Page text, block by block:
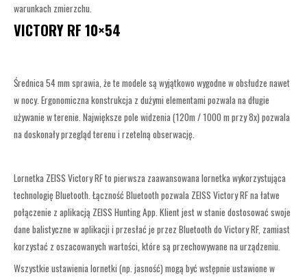
warunkach zmierzchu.
VICTORY RF 10×54
Średnica 54 mm sprawia, że te modele są wyjątkowo wygodne w obsłudze nawet
w nocy. Ergonomiczna konstrukcja z dużymi elementami pozwala na długie
używanie w terenie. Największe pole widzenia (120m / 1000 m przy 8x) pozwala
na doskonały przegląd terenu i rzetelną obserwację.
Lornetka ZEISS Victory RF to pierwsza zaawansowana lornetka wykorzystująca
technologię Bluetooth. Łączność Bluetooth pozwala ZEISS Victory RF na łatwe
połączenie z aplikacją ZEISS Hunting App. Klient jest w stanie dostosować swoje
dane balistyczne w aplikacji i przesłać je przez Bluetooth do Victory RF, zamiast
korzystać z oszacowanych wartości, które są przechowywane na urządzeniu.
Wszystkie ustawienia lornetki (np. jasność) mogą być wstępnie ustawione w